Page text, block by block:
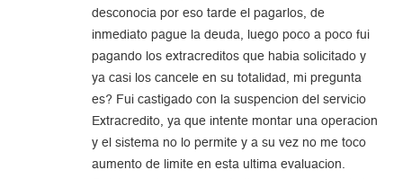
desconocia por eso tarde el pagarlos, de
inmediato pague la deuda, luego poco a poco fui
pagando los extracreditos que habia solicitado y
ya casi los cancele en su totalidad, mi pregunta
es? Fui castigado con la suspencion del servicio
Extracredito, ya que intente montar una operacion
y el sistema no lo permite y a su vez no me toco
aumento de limite en esta ultima evaluacion.